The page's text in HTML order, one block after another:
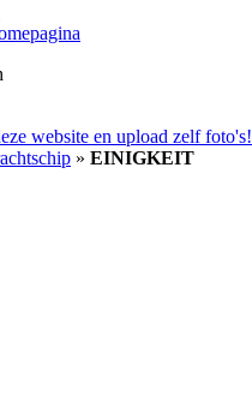
website en upload zelf foto's!
» EINIGKEIT